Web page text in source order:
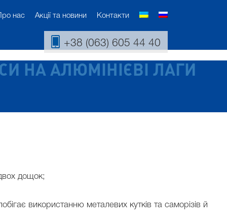
+38 (063) 605 44 40
нас Акції та новини Контакти
НА АЛЮМІНІЄВІ ЛАГИ
дощок;
використанню металевих кутків та саморізів й